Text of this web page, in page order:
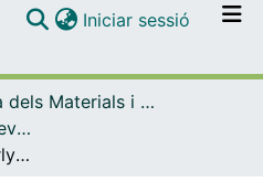
Navega per tot el DD
Com publicar
Iniciar sessió (current)
Ciència dels Materials i Química Física
Articles publicats en revistes (Ciència dels Materials i Química Física)
Surface activity of early transition-metal oxycarbides: CO2 adsorption case study